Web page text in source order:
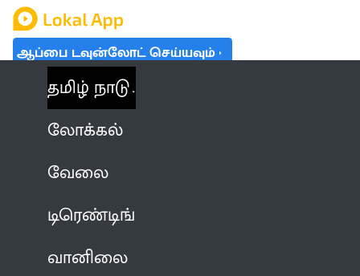
ஆப்பை டவுன்லோட் செய்யவும்
தமிழ் நாடு
லோக்கல்
வேலை
டிரெண்டிங்
வானிலை